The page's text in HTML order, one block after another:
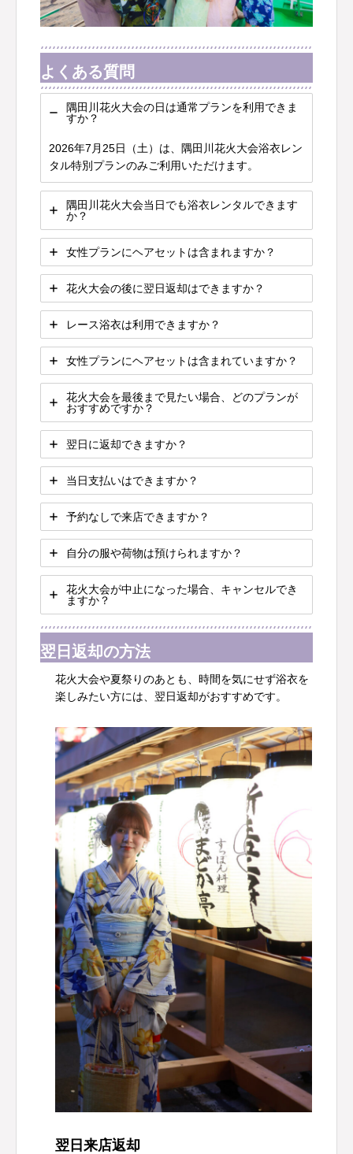
よくある質問
隅田川花火大会の日は通常プランを利用できま
すか？
2026年7月25日（土）は、隅田川花火大会浴衣レン
タル特別プランのみご利用いただけます。
隅田川花火大会当日でも浴衣レンタルできます
か？
女性プランにヘアセットは含まれますか？
花火大会の後に翌日返却はできますか？
レース浴衣は利用できますか？
女性プランにヘアセットは含まれていますか？
花火大会を最後まで見たい場合、どのプランが
おすすめですか？
翌日に返却できますか？
当日支払いはできますか？
予約なしで来店できますか？
自分の服や荷物は預けられますか？
花火大会が中止になった場合、キャンセルでき
ますか？
翌日返却の方法
花火大会や夏祭りのあとも、時間を気にせず浴衣を
楽しみたい方には、翌日返却がおすすめです。
翌日来店返却